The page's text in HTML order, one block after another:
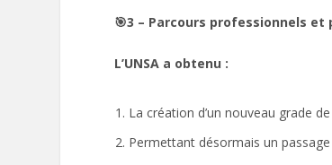
🎯3 – Parcours professionnels et
L’UNSA a obtenu :
La création d’un nouveau grade
Permettant désormais un